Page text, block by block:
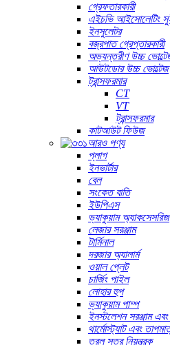
গ্রেফতারকারী
এইচভি আইসোলেটিং
ইনসুলেটর
বজ্রপাত গ্রেপ্তারকারী
অভ্যন্তরীণ উচ্চ
আউটডোর উচ্চ ভোল্টেজ
ট্রান্সফরমার
CT
VT
ট্রান্সফরমার
কাটআউট ফিউজ
আরও পণ্য
প্লাগ
ইনভার্টার
বেল
সংকেত বাতি
ইউপিএস
ভ্যাকুয়াম অ্যাকসেসরিজ
লেজার সরঞ্জাম
টার্মিনাল
দরজার অ্যালার্ম
ওয়াল প্লেট
চার্জিং পাইল
লোহার হুপ
ভ্যাকুয়াম পাম্প
ইনস্টলেশন সরঞ্জাম এবং
থার্মোস্ট্যাট এবং
তরল স্তর নিয়ন্ত্রক